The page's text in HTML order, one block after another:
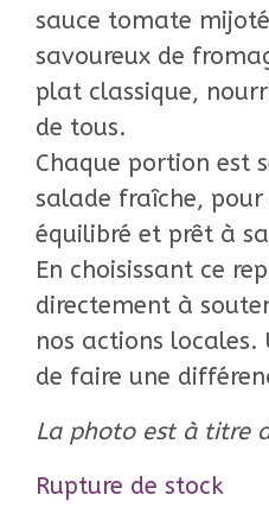
sauce tomate
savoureux de
plat classique,
de tous.
Chaque portion est
salade fraîche,
équilibré et prêt à
En choisissant ce
directement à
nos actions locales.
de faire une
La photo est à titre
Rupture de stock